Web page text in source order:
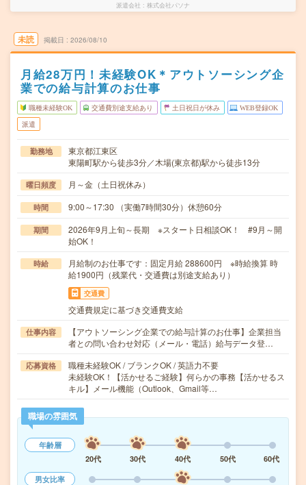
派遣会社 株式会社パソナ
未読 掲載日 2026/08/10
月給28万円！未経験OK＊アウトソーシング企
業での給与計算のお仕事
職種未経験OK 交通費別途支給あり 土日祝日が休み WEB登録OK
派遣
勤務地
東京都江東区
東陽町駅から徒歩3分／木場(東京都)駅から徒歩13分
曜日頻度 月～金（土日祝休み）
時間 9:00～17:30 （実働7時間30分）休憩60分
期間
2026年9月上旬～長期 ※スタート日相談OK！ #9月～開
始OK！
時給
月給制のお仕事です：固定月給 288600円 ※時給換算 時
給1900円（残業代・交通費は別途支給あり）
交通費
交通費規定に基づき交通費支給
仕事内容
【アウトソーシング企業での給与計算のお仕事】企業担当
者との問い合わせ対応（メール・電話）給与データ登…
応募資格
職種未経験OK / ブランクOK / 英語力不要
未経験OK！【活かせるご経験】何らかの事務【活かせるス
キル】メール機能（Outlook、Gmail等…
職場の雰囲気
年齢層
20代
30代 40代 50代
60代
男女比率